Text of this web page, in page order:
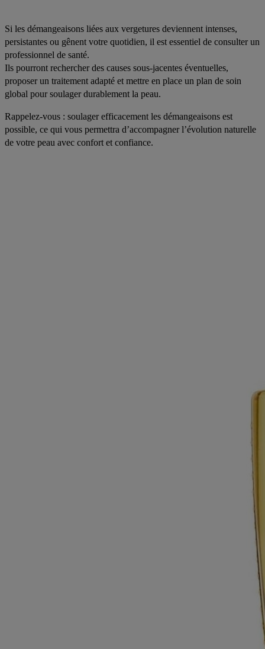
Si les démangeaisons liées aux vergetures deviennent intenses,
persistantes ou gênent votre quotidien, il est essentiel de consulter un
professionnel de santé.
Ils pourront rechercher des causes sous-jacentes éventuelles,
proposer un traitement adapté et mettre en place un plan de soin
global pour soulager durablement la peau.
Rappelez-vous : soulager efficacement les démangeaisons est
possible, ce qui vous permettra d’accompagner l’évolution naturelle
de votre peau avec confort et confiance.